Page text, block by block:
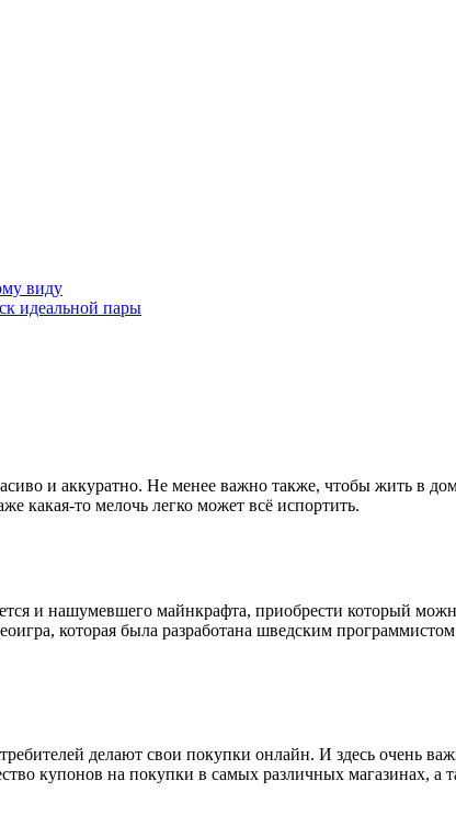
виду
идеальной пары
и аккуратно. Не менее важно также, чтобы жить в
какая-то мелочь легко может всё испортить.
и нашумевшего майнкрафта, приобрести который
которая была разработана шведским
делают свои покупки онлайн. И здесь очень
купонов на покупки в самых различных магазинах, а